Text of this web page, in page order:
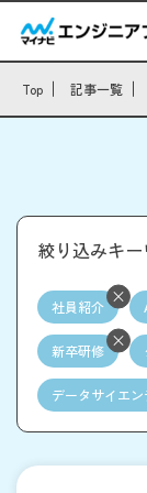
Top 記事一覧
絞り込みキ
社員紹介
新卒研修
データサイエン